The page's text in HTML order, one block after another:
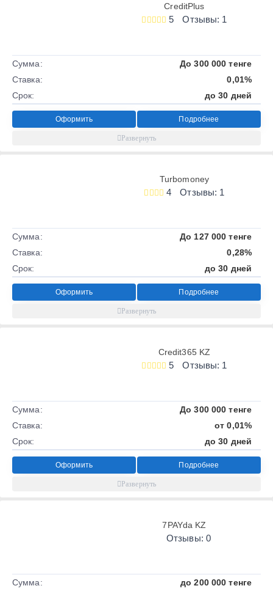
CreditPlus
5 Отзывы: 1
Сумма:
До 300 000 тенге
Ставка:
0,01%
Срок:
до 30 дней
Оформить Подробнее
Turbomoney
4 Отзывы: 1
Сумма:
До 127 000 тенге
Ставка:
0,28%
Срок:
до 30 дней
Оформить Подробнее
Credit365 KZ
5 Отзывы: 1
Сумма:
До 300 000 тенге
Ставка:
от 0,01%
Срок:
до 30 дней
Оформить Подробнее
7PAYda KZ
Отзывы: 0
Сумма:
до 200 000 тенге